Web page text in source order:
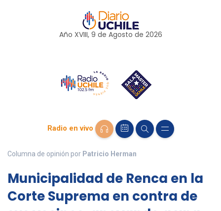
Año XVIII, 9 de Agosto de 2026
Radio en vivo
Columna de opinión por Patricio Herman
Municipalidad de Renca en la
Corte Suprema en contra de